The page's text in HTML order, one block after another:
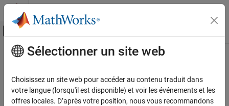
Passer au contenu
Activer/désactiver l'affichage du menu
Accueil de la documentation
System Commands
Contenu principal
hasActiveValue
Determine whether setting has active value set
Since R2024a
Sélectionner un site web
Choisissez un site web pour accéder au contenu traduit dans
votre langue (lorsqu'il est disponible) et voir les événements et les
offres locales. D’après votre position, nous vous recommandons